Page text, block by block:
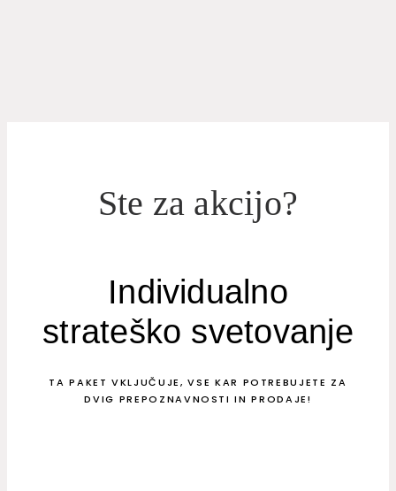
Ste za akcijo?
Individualno
strateško svetovanje
TA PAKET VKLJUČUJE, VSE KAR POTREBUJETE ZA
DVIG PREPOZNAVNOSTI IN PRODAJE!